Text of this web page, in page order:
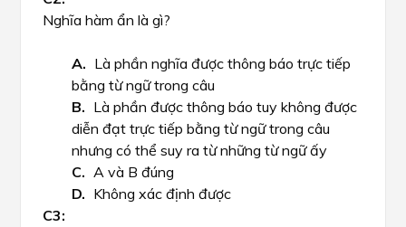
Nghĩa hàm ẩn là gì?
Là phần nghĩa được thông báo trực tiếp
bằng từ ngữ trong câu
Là phần được thông báo tuy không được
diễn đạt trực tiếp bằng từ ngữ trong câu
nhưng có thể suy ra từ những từ ngữ ấy
A và B đúng
Không xác định được